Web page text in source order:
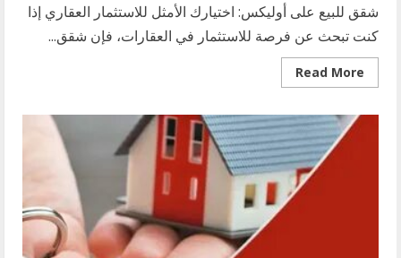
شقق للبيع على أوليكس: اختيارك الأمثل للاستثمار العقاري إذا
كنت تبحث عن فرصة للاستثمار في العقارات، فإن شقق...
Read More
Read
more
للبيع
على
أوليكس:
اختيارك
الأمثل
للاستثمار
العقاري